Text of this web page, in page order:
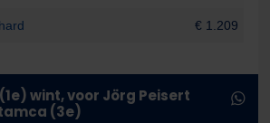
€ 1.209
wint, voor Jörg Peisert
(3e)